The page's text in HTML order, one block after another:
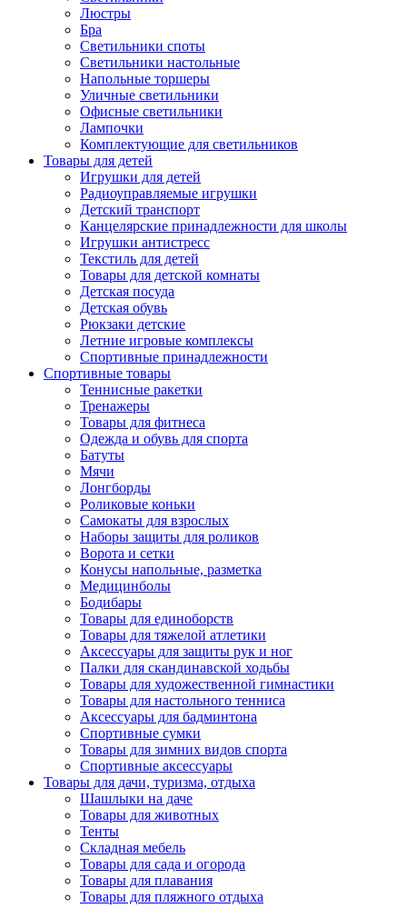
Люстры
Бра
Светильники споты
Светильники настольные
Напольные торшеры
Уличные светильники
Офисные светильники
Лампочки
Комплектующие для светильников
Товары для детей
Игрушки для детей
Радиоуправляемые игрушки
Детский транспорт
Канцелярские принадлежности для школы
Игрушки антистресс
Текстиль для детей
Товары для детской комнаты
Детская посуда
Детская обувь
Рюкзаки детские
Летние игровые комплексы
Спортивные принадлежности
Спортивные товары
Теннисные ракетки
Тренажеры
Товары для фитнеса
Одежда и обувь для спорта
Батуты
Мячи
Лонгборды
Роликовые коньки
Самокаты для взрослых
Наборы защиты для роликов
Ворота и сетки
Конусы напольные, разметка
Медицинболы
Бодибары
Товары для единоборств
Товары для тяжелой атлетики
Аксессуары для защиты рук и ног
Палки для скандинавской ходьбы
Товары для художественной гимнастики
Товары для настольного тенниса
Аксессуары для бадминтона
Спортивные сумки
Товары для зимних видов спорта
Спортивные аксессуары
Товары для дачи, туризма, отдыха
Шашлыки на даче
Товары для животных
Тенты
Складная мебель
Товары для сада и огорода
Товары для плавания
Товары для пляжного отдыха